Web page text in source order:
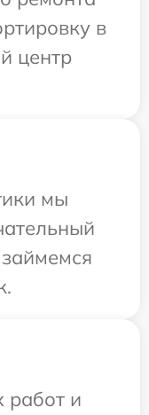
в
центр
мы
работ и